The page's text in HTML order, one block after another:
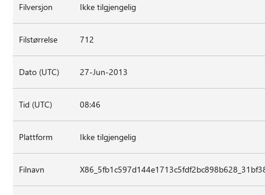
Filversjon Ikke tilgjengelig
Filstørrelse 712
Dato (UTC) 27-Jun-2013
Tid (UTC) 08:46
Plattform Ikke tilgjengelig
Filnavn